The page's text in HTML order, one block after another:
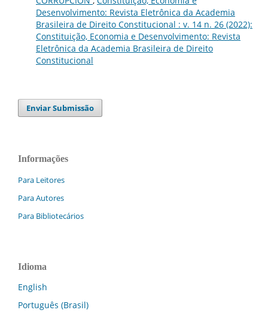
Desenvolvimento: Revista Eletrônica da Academia
Brasileira de Direito Constitucional : v. 14 n. 26 (2022):
Constituição, Economia e Desenvolvimento: Revista
Eletrônica da Academia Brasileira de Direito
Constitucional
Enviar Submissão
Informações
Para Leitores
Para Autores
Para Bibliotecários
Idioma
English
Português (Brasil)